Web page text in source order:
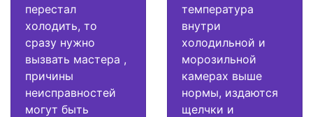
перестал
холодить, то
сразу нужно
вызвать мастера ,
причины
неисправностей
могут быть
температура
внутри
холодильной и
морозильной
камерах выше
нормы, издаются
щелчки и